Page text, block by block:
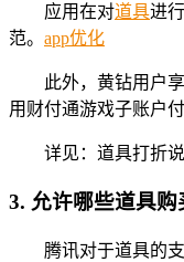
应用在对道具进
范。 app优化
此外，黄钻用户
用财付通游戏子账户
详见：道具打折
3. 允许哪些道具购
腾讯对于道具的